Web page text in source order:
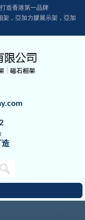
造香港第一品牌
，亞加力膠展示架，亞加
造